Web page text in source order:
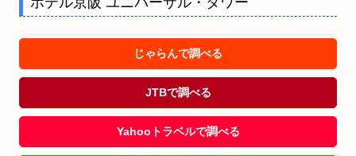
じゃらんで調べる
JTBで調べる
Yahooトラベルで調べる